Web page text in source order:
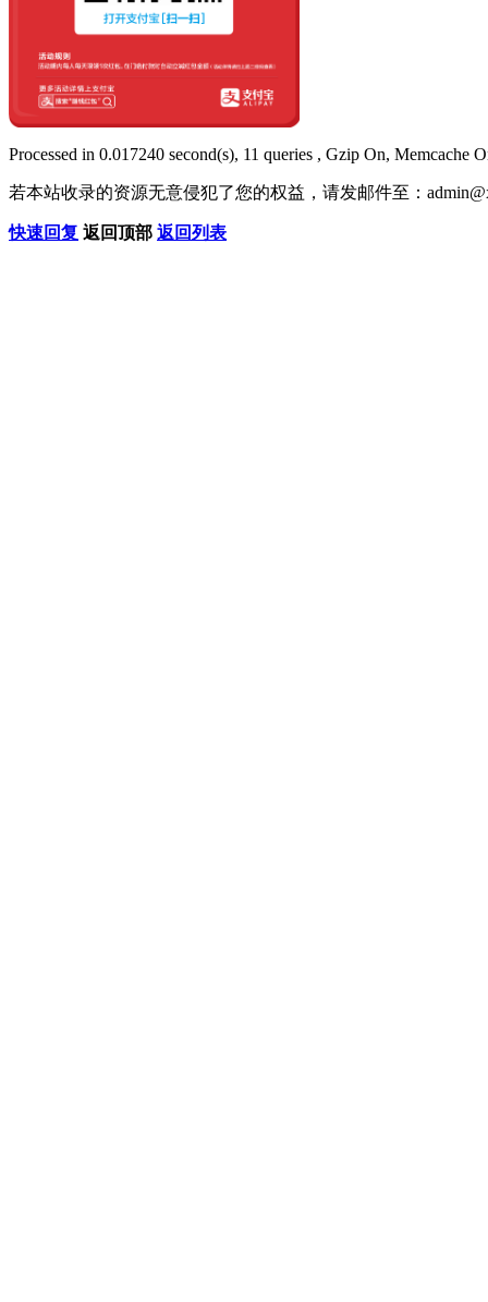
Processed in 0.017240 second(s), 11 queries , Gzip On, Memcache
若本站收录的资源无意侵犯了您的权益，请发邮件至：
快速回复 返回顶部 返回列表